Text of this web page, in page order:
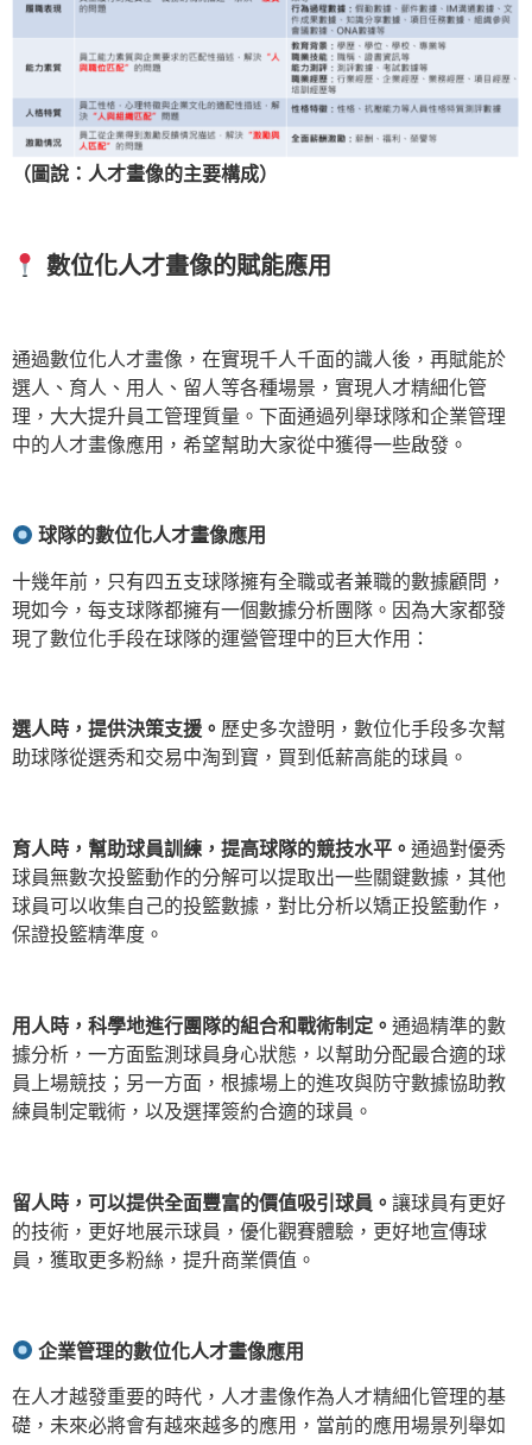
（圖說：人才畫像的主要構成）
數位化人才畫像的賦能應用
通過數位化人才畫像，在實現千人千面的識人後，再賦能於
選人、育人、用人、留人等各種場景，實現人才精細化管
理，大大提升員工管理質量。下面通過列舉球隊和企業管理
中的人才畫像應用，希望幫助大家從中獲得一些啟發。
球隊的數位化人才畫像應用
十幾年前，只有四五支球隊擁有全職或者兼職的數據顧問，
現如今，每支球隊都擁有一個數據分析團隊。因為大家都發
現了數位化手段在球隊的運營管理中的巨大作用：
選人時，提供決策支援。 歷史多次證明，數位化手段多次幫
助球隊從選秀和交易中淘到寶，買到低薪高能的球員。
育人時，幫助球員訓練，提高球隊的競技水平。 通過對優秀
球員無數次投籃動作的分解可以提取出一些關鍵數據，其他
球員可以收集自己的投籃數據，對比分析以矯正投籃動作，
保證投籃精準度。
用人時，科學地進行團隊的組合和戰術制定。 通過精準的數
據分析，一方面監測球員身心狀態，以幫助分配最合適的球
員上場競技；另一方面，根據場上的進攻與防守數據協助教
練員制定戰術，以及選擇簽約合適的球員。
留人時，可以提供全面豐富的價值吸引球員。 讓球員有更好
的技術，更好地展示球員，優化觀賽體驗，更好地宣傳球
員，獲取更多粉絲，提升商業價值。
企業管理的數位化人才畫像應用
在人才越發重要的時代，人才畫像作為人才精細化管理的基
礎，未來必將會有越來越多的應用，當前的應用場景列舉如